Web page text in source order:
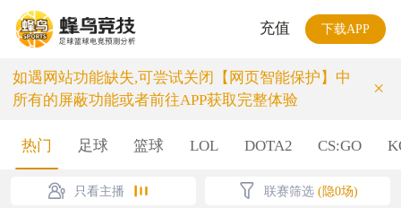
充值 下载APP
如遇网站功能缺失,可尝试关闭【网页智能保护】中
所有的屏蔽功能或者前往APP获取完整体验
×
热门 足球 篮球 LOL DOTA2 CS:GO
只看主播 联赛筛选 (隐0场)